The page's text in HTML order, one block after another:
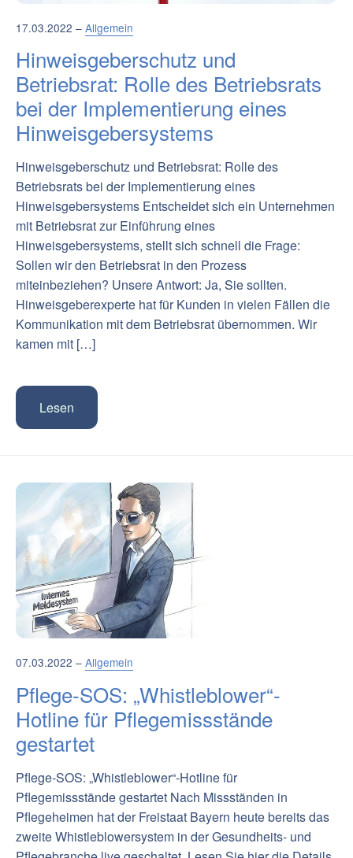
17.03.2022 – Allgemein
Hinweisgeberschutz und
Betriebsrat: Rolle des Betriebsrats
bei der Implementierung eines
Hinweisgebersystems
Hinweisgeberschutz und Betriebsrat: Rolle des
Betriebsrats bei der Implementierung eines
Hinweisgebersystems Entscheidet sich ein Unternehmen
mit Betriebsrat zur Einführung eines
Hinweisgebersystems, stellt sich schnell die Frage:
Sollen wir den Betriebsrat in den Prozess
miteinbeziehen? Unsere Antwort: Ja, Sie sollten.
Hinweisgeberexperte hat für Kunden in vielen Fällen die
Kommunikation mit dem Betriebsrat übernommen. Wir
kamen mit […]
Lesen
07.03.2022 – Allgemein
Pflege-SOS: „Whistleblower“-
Hotline für Pflegemissstände
gestartet
Pflege-SOS: „Whistleblower“-Hotline für
Pflegemissstände gestartet Nach Missständen in
Pflegeheimen hat der Freistaat Bayern heute bereits das
zweite Whistleblowersystem in der Gesundheits- und